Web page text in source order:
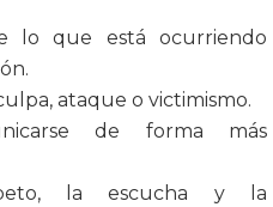
lo que está ocurriendo
ataque o victimismo.
de forma más
la escucha y la